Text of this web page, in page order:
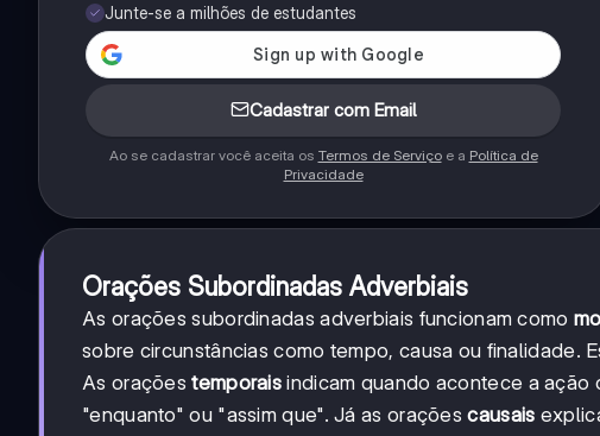
Junte-se a milhões de estudantes
Cadastrar com Email
Ao se cadastrar você aceita os Termos de Serviçoe a Política de
Privacidade
Orações Subordinadas Adverbiais
As orações subordinadas adverbiais funcionam como
sobre circunstâncias como tempo, causa ou finalidade.
As oraçõestemporais indicam quando acontece a ação
"enquanto" ou "assim que". Já as oraçõescausais